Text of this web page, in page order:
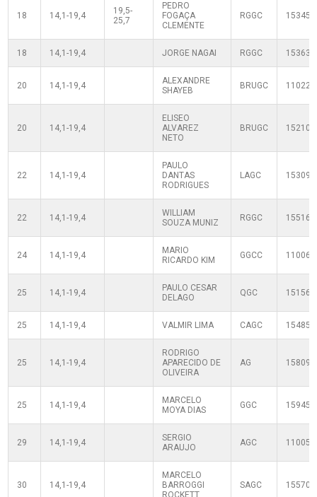
18 14,1-19,4
19,5-
25,7
PEDRO
FOGAÇA
CLEMENTE
RGGC
18 14,1-19,4 JORGE NAGAI RGGC
20 14,1-19,4
ALEXANDRE
SHAYEB
BRUGC
20 14,1-19,4
ELISEO
ALVAREZ
NETO
BRUGC
22 14,1-19,4
PAULO
DANTAS
RODRIGUES
LAGC
22 14,1-19,4
WILLIAM
SOUZA MUNIZ
RGGC
24 14,1-19,4
MARIO
RICARDO KIM
GGCC
25 14,1-19,4
PAULO CESAR
DELAGO
QGC
25 14,1-19,4 VALMIR LIMA CAGC
25 14,1-19,4
RODRIGO
APARECIDO DE
OLIVEIRA
AG
25 14,1-19,4
MARCELO
MOYA DIAS
GGC
29 14,1-19,4
SERGIO
ARAUJO
AGC
30 14,1-19,4
MARCELO
BARROGGI
ROCKETT
SAGC